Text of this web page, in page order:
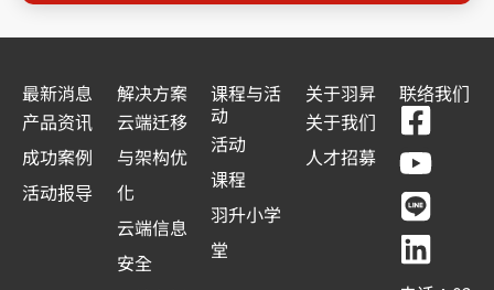
最新消息
产品资讯
成功案例
活动报导
解决方案
云端迁移
与架构优
化
云端信息
安全
课程与活
动
活动
课程
羽升小学
堂
关于羽昇
关于我们
人才招募
联络我们
F
a
c
e
b
Y
o
u
t
u
L
i
n
e
L
i
n
k
e